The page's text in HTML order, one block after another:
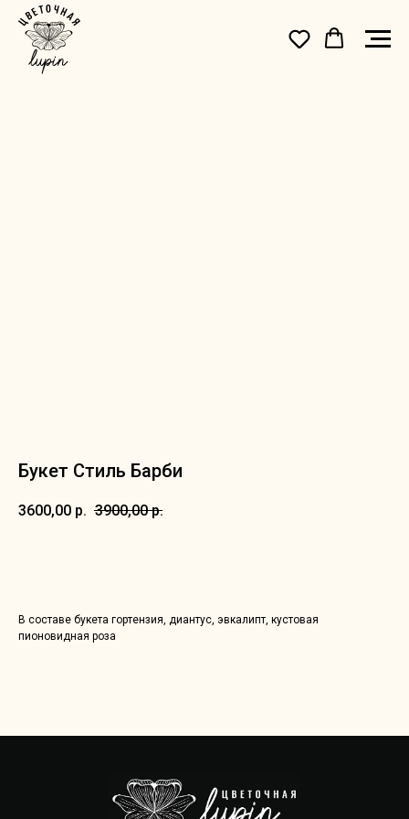
Букет Стиль Барби
3600,00 р. 3900,00 р.
В составе букета гортензия, диантус, эвкалипт, кустовая
пионовидная роза